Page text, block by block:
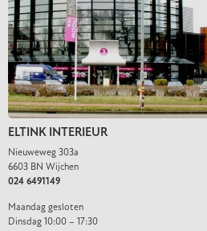
ELTINK INTERIEUR
Nieuweweg 303a
6603 BN Wijchen
024 6491149
Maandag gesloten
Dinsdag 10:00 – 17:30